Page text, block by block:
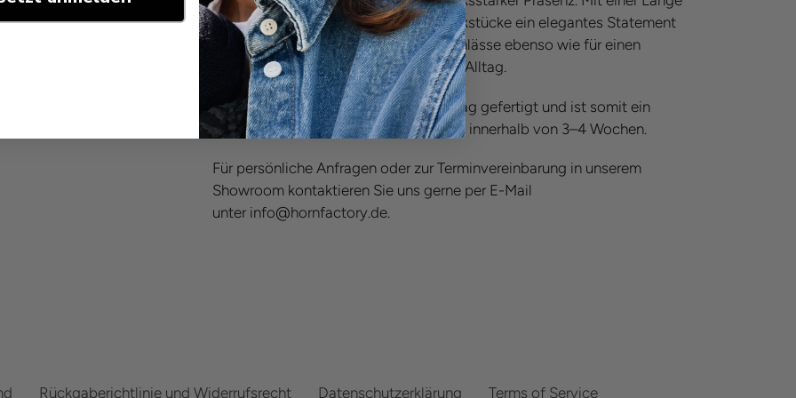
von ca. 6 cm setzen diese Ohrschmuckstücke ein elegantes Statement
und eignen sich ideal für besondere Anlässe ebenso wie für einen
selbstbewussten, stilvollen Auftritt im Alltag.
Jedes Paar wird individuell nach Auftrag gefertigt und ist somit ein
echtes Unikat. Die Auslieferung erfolgt innerhalb von 3–4 Wochen.
Für persönliche Anfragen oder zur Terminvereinbarung in unserem
Showroom kontaktieren Sie uns gerne per E-Mail
unter info@hornfactory.de.
Rückgaberichtlinie und Widerrufsrecht Datenschutzerklärung Terms of Service